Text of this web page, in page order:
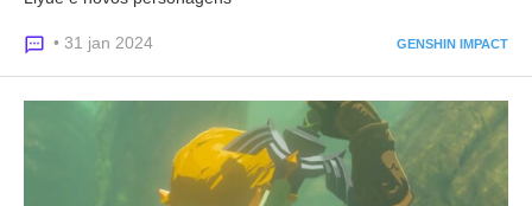
• 31 jan 2024 GENSHIN IMPACT